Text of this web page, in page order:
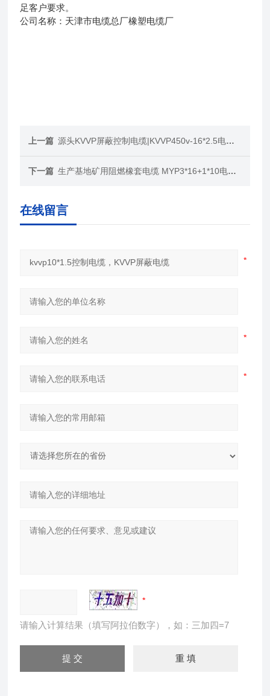
足客户要求。
公司名称：天津市电缆总厂橡塑电缆厂
上一篇 源头KVVP屏蔽控制电缆|KVVP450v-16*2.5电缆价格
下一篇 生产基地矿用阻燃橡套电缆 MYP3*16+1*10电缆价格
在线留言
请输入计算结果（填写阿拉伯数字），如：三加四=7